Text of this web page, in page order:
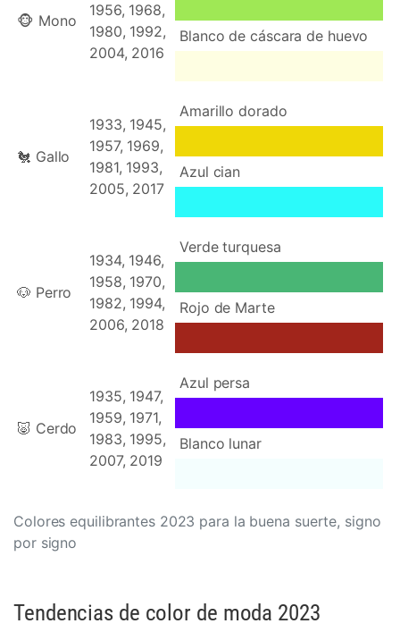
Colores equilibrantes 2023 para la buena suerte, signo
por signo
🐵 Mono
1956, 1968,
1980, 1992,
2004, 2016
Blanco de cáscara de huevo
🐔 Gallo
1933, 1945,
1957, 1969,
1981, 1993,
2005, 2017
Amarillo dorado
Azul cian
🐶 Perro
1934, 1946,
1958, 1970,
1982, 1994,
2006, 2018
Verde turquesa
Rojo de Marte
🐷 Cerdo
1935, 1947,
1959, 1971,
1983, 1995,
2007, 2019
Azul persa
Blanco lunar
Tendencias de color de moda 2023